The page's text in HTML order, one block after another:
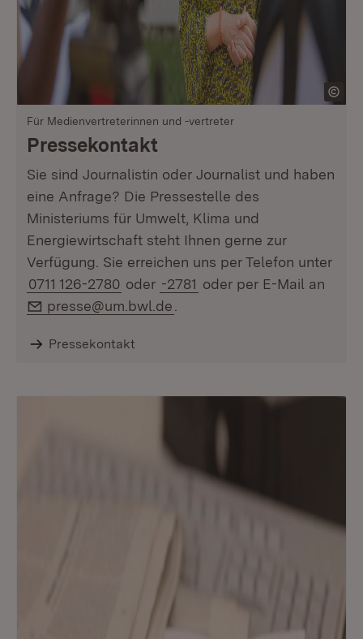
Für Medienvertreterinnen und -vertreter
Pressekontakt
Sie sind Journalistin oder Journalist und haben
eine Anfrage? Die Pressestelle des
Ministeriums für Umwelt, Klima und
Energiewirtschaft steht Ihnen gerne zur
Verfügung. Sie erreichen uns per Telefon unter
0711 126-2780 oder -2781 oder per E-Mail an
E-Mail:
presse@um.bwl.de
Pressekontakt